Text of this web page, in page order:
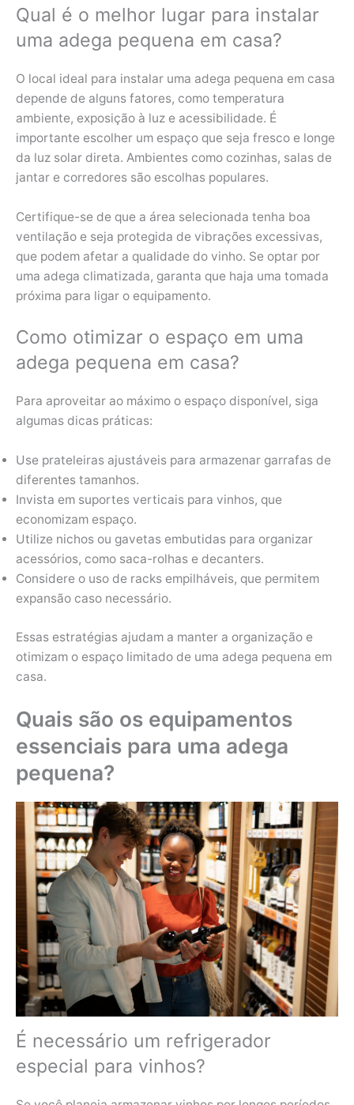
Qual é o melhor lugar para instalar
uma adega pequena em casa?
O local ideal para instalar uma adega pequena em casa
depende de alguns fatores, como temperatura
ambiente, exposição à luz e acessibilidade. É
importante escolher um espaço que seja fresco e longe
da luz solar direta. Ambientes como cozinhas, salas de
jantar e corredores são escolhas populares.
Certifique-se de que a área selecionada tenha boa
ventilação e seja protegida de vibrações excessivas,
que podem afetar a qualidade do vinho. Se optar por
uma adega climatizada, garanta que haja uma tomada
próxima para ligar o equipamento.
Como otimizar o espaço em uma
adega pequena em casa?
Para aproveitar ao máximo o espaço disponível, siga
algumas dicas práticas:
Use prateleiras ajustáveis para armazenar garrafas de
diferentes tamanhos.
Invista em suportes verticais para vinhos, que
economizam espaço.
Utilize nichos ou gavetas embutidas para organizar
acessórios, como saca-rolhas e decanters.
Considere o uso de racks empilháveis, que permitem
expansão caso necessário.
Essas estratégias ajudam a manter a organização e
otimizam o espaço limitado de uma adega pequena em
casa.
Quais são os equipamentos
essenciais para uma adega
pequena?
É necessário um refrigerador
especial para vinhos?